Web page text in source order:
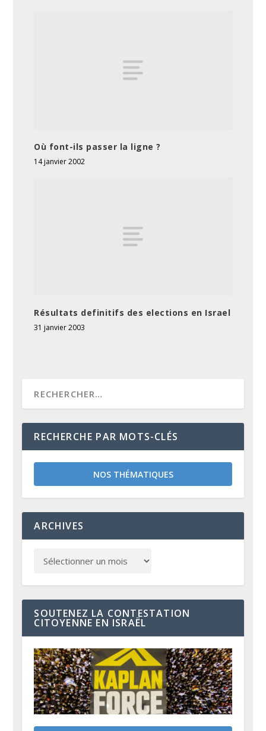
Où font-ils passer la ligne ?
14 janvier 2002
Résultats definitifs des elections en Israel
31 janvier 2003
RECHERCHE PAR MOTS-CLÉS
NOS THÉMATIQUES
ARCHIVES
SOUTENEZ LA CONTESTATION
CITOYENNE EN ISRAËL